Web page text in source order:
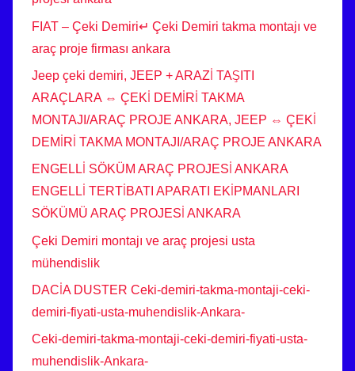
FIAT – Çeki Demiri↵ Çeki Demiri takma montajı ve
araç proje firması ankara
Jeep çeki demiri, JEEP + ARAZİ TAŞITI
ARAÇLARA ⇔ ÇEKİ DEMİRİ TAKMA
MONTAJI/ARAÇ PROJE ANKARA, JEEP ⇔ ÇEKİ
DEMİRİ TAKMA MONTAJI/ARAÇ PROJE ANKARA
ENGELLİ SÖKÜM ARAÇ PROJESİ ANKARA
ENGELLİ TERTİBATI APARATI EKİPMANLARI
SÖKÜMÜ ARAÇ PROJESİ ANKARA
Çeki Demiri montajı ve araç projesi usta
mühendislik
DACİA DUSTER Ceki-demiri-takma-montaji-ceki-
demiri-fiyati-usta-muhendislik-Ankara-
Ceki-demiri-takma-montaji-ceki-demiri-fiyati-usta-
muhendislik-Ankara-